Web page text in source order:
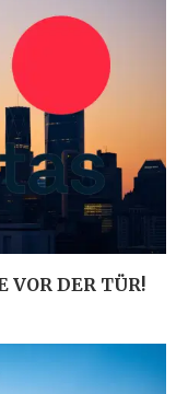
VOR DER TÜR!